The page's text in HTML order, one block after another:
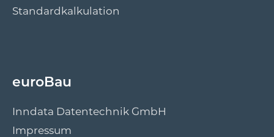
Standardkalkulation
euroBau
Inndata Datentechnik GmbH
Impressum